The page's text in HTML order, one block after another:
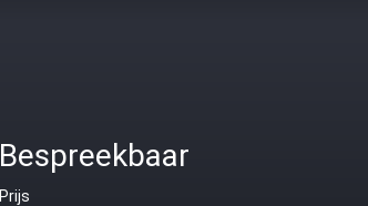
Bespreekbaar
Prijs